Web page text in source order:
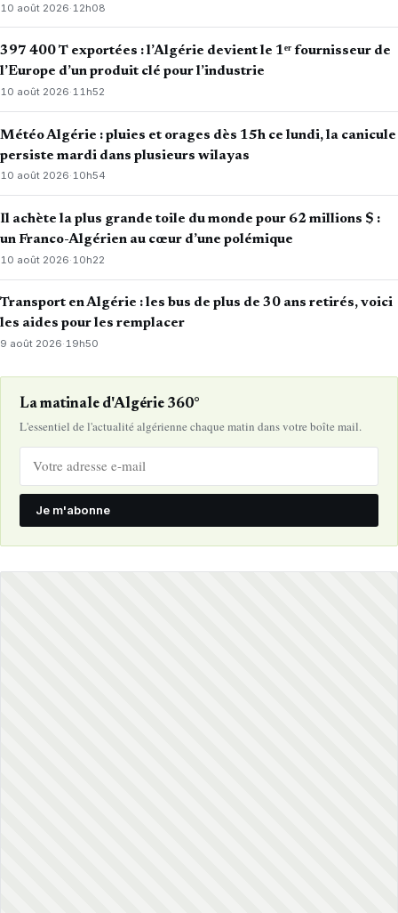
10 août 2026· 12h08
397 400 T exportées : l’Algérie devient le 1ᵉʳ fournisseur de
l’Europe d’un produit clé pour l’industrie
10 août 2026·11h52
Météo Algérie : pluies et orages dès 15h ce lundi, la canicule
persiste mardi dans plusieurs wilayas
10 août 2026·10h54
Il achète la plus grande toile du monde pour 62 millions $ :
un Franco-Algérien au cœur d’une polémique
10 août 2026· 10h22
Transport en Algérie : les bus de plus de 30 ans retirés, voici
les aides pour les remplacer
9 août 2026·19h50
La matinale d'Algérie 360°
L'essentiel de l'actualité algérienne chaque matin dans votre boîte mail.
Je m'abonne